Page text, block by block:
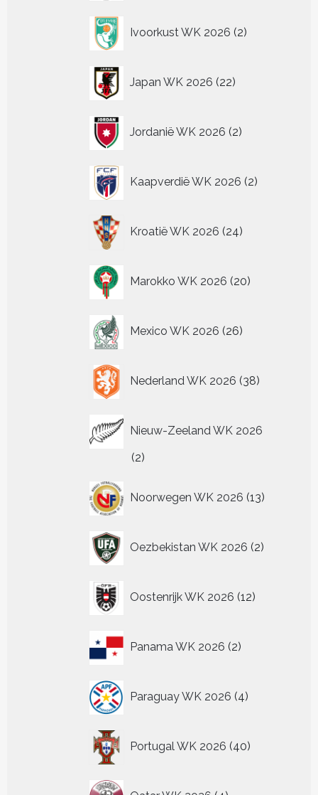
Ivoorkust WK 2026 2
producten
Japan WK 2026 22
producten
Jordanië WK 2026 2
producten
Kaapverdië WK 2026 2
producten
Kroatië WK 2026 24
producten
Marokko WK 2026 20
producten
Mexico WK 2026 26
producten
Nederland WK 2026 38
producten
Nieuw-Zeeland WK 2026
22
Noorwegen WK 2026 13
producten
Oezbekistan WK 2026 2
producten
Oostenrijk WK 2026 12
producten
Panama WK 2026 2
producten
Paraguay WK 2026 4
producten
Portugal WK 2026 40
producten